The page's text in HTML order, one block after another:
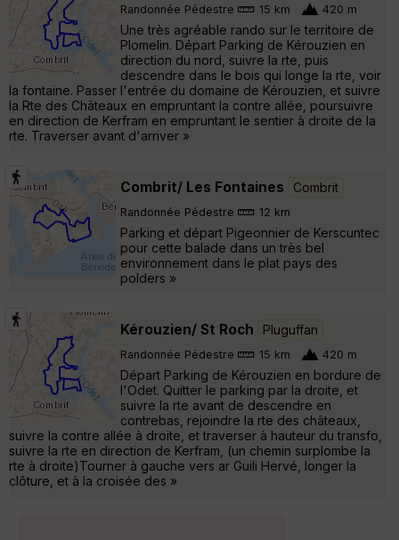
Randonnée Pédestre 15 km 420 m
Une très agréable rando sur le territoire de
Plomelin. Départ Parking de Kérouzien en
direction du nord, suivre la rte, puis
descendre dans le bois qui longe la rte, voir
la fontaine. Passer l'entrée du domaine de Kérouzien, et suivre
la Rte des Châteaux en empruntant la contre allée, poursuivre
en direction de Kerfram en empruntant le sentier à droite de la
rte. Traverser avant d'arriver »
Combrit/ Les Fontaines Combrit
Randonnée Pédestre 12 km
Parking et départ Pigeonnier de Kerscuntec
pour cette balade dans un très bel
environnement dans le plat pays des
polders »
Kérouzien/ St Roch Pluguffan
Randonnée Pédestre 15 km 420 m
Départ Parking de Kérouzien en bordure de
l'Odet. Quitter le parking par la droite, et
suivre la rte avant de descendre en
contrebas, rejoindre la rte des châteaux,
suivre la contre allée à droite, et traverser à hauteur du transfo,
suivre la rte en direction de Kerfram, (un chemin surplombe la
rte à droite)Tourner à gauche vers ar Guili Hervé, longer la
clôture, et à la croisée des »